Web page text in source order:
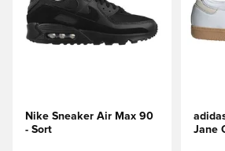
Nike Sneaker Air Max 90
- Sort
Jane